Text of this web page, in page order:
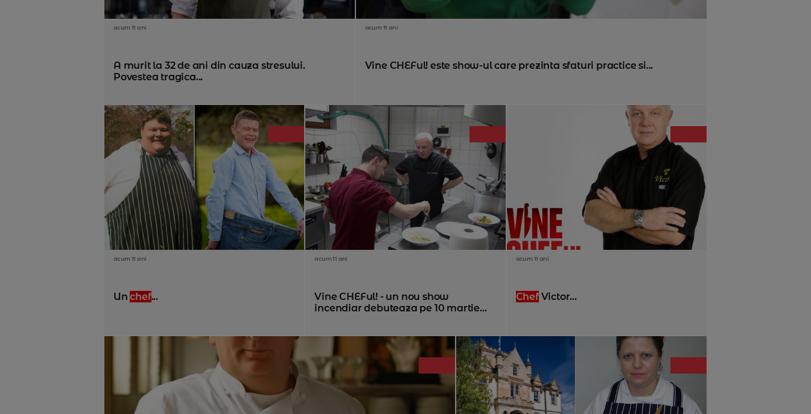
acum 11 ani
A murit la 32 de ani din cauza stresului.
Povestea tragica...
acum 11 ani
Vine CHEFul! este show-ul care prezinta sfaturi practice si...
acum 11 ani
Unchef...
acum 11 ani
Vine CHEFul! - un nou show
incendiar debuteaza pe 10 martie...
acum 11 ani
ChefVictor...